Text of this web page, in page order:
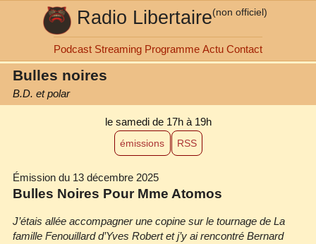
Radio Libertaire(non officiel)
Podcast Streaming Programme Actu Contact
Bulles noires
B.D. et polar
le samedi de 17h à 19h
émissions RSS
Émission du 13 décembre 2025
Bulles Noires Pour Mme Atomos
J’étais allée accompagner une copine sur le tournage de La
famille Fenouillard d’Yves Robert et j’y ai rencontré Bernard